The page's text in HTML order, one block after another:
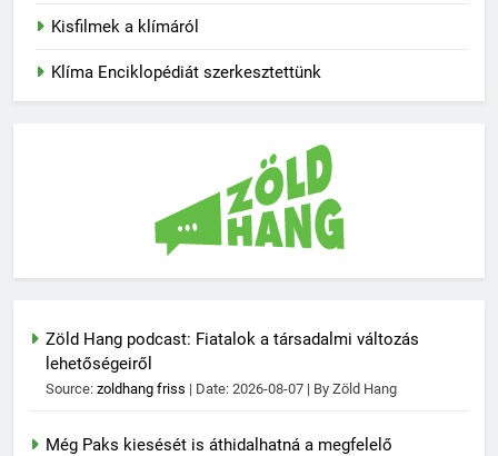
Kisfilmek a klímáról
Klíma Enciklopédiát szerkesztettünk
Zöld Hang podcast: Fiatalok a társadalmi változás
lehetőségeiről
Source: zoldhang friss Date: 2026-08-07 By Zöld Hang
Még Paks kiesését is áthidalhatná a megfelelő